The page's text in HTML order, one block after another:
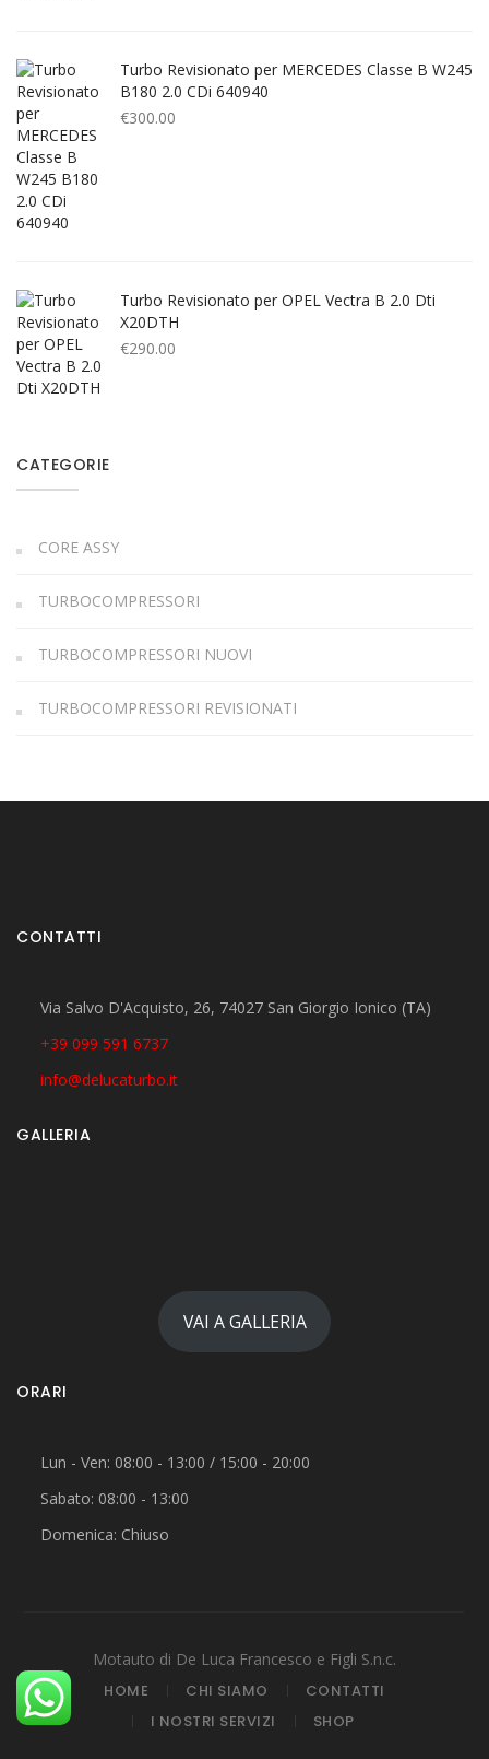
Turbo Revisionato per MERCEDES Classe B W245
B180 2.0 CDi 640940
€300.00
Turbo Revisionato per OPEL Vectra B 2.0 Dti
X20DTH
€290.00
CATEGORIE
CORE ASSY
TURBOCOMPRESSORI
TURBOCOMPRESSORI NUOVI
TURBOCOMPRESSORI REVISIONATI
CONTATTI
Via Salvo D'Acquisto, 26, 74027 San Giorgio Ionico (TA)
+39 099 591 6737
info@delucaturbo.it
GALLERIA
VAI A GALLERIA
ORARI
Lun - Ven: 08:00 - 13:00 / 15:00 - 20:00
Sabato: 08:00 - 13:00
Domenica: Chiuso
Motauto di De Luca Francesco e Figli S.n.c.
HOME
CHI SIAMO
CONTATTI
I NOSTRI SERVIZI
SHOP